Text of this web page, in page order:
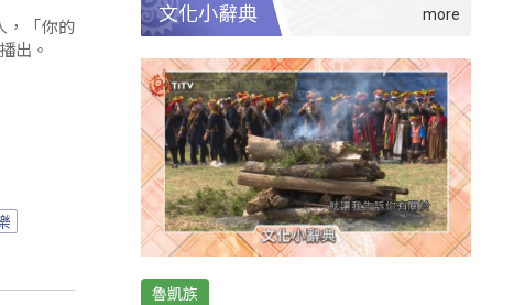
，「你的
出。
文化小辭典
魯凱族